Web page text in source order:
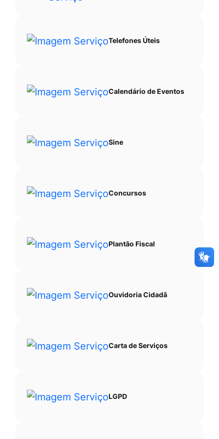
Telefones Úteis
Calendário de Eventos
Sine
Concursos
Plantão Fiscal
Ouvidoria Cidadã
Carta de Serviços
LGPD